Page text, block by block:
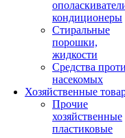
кондиционеры
Стиральные
порошки,
жидкости
Средства
насекомых
Хозяйственные
Прочие
хозяйственные
пластиковые